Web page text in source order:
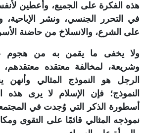
هذه الفكرة على الجميع، وأعطين
في التحرر الجنسي، ونشر الإباحية،
على الشرع، والانسلاخ من حاضنة
ولا يخفى ما يقمن به من هجوم
وشريعة، لمخالفة معتقده
الرجل هو النموذج المثالي وأنهن
النموذج؛ فإن الإسلام لا يرى هذه
أسطورة الذكر التي وُجدت في
نموذجه المثالي قائمًا على التقوى